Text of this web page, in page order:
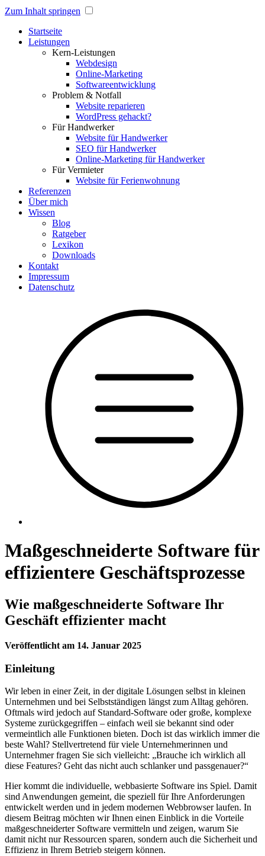
Zum Inhalt springen
Startseite
Leistungen
Kern-Leistungen
Webdesign
Online-Marketing
Softwareentwicklung
Problem & Notfall
Website reparieren
WordPress gehackt?
Für Handwerker
Website für Handwerker
SEO für Handwerker
Online-Marketing für Handwerker
Für Vermieter
Website für Ferienwohnung
Referenzen
Über mich
Wissen
Blog
Ratgeber
Lexikon
Downloads
Kontakt
Impressum
Datenschutz
Maßgeschneiderte Software für
effizientere Geschäftsprozesse
Wie maßgeschneiderte Software Ihr
Geschäft effizienter macht
Veröffentlicht am 14. Januar 2025
Einleitung
Wir leben in einer Zeit, in der digitale Lösungen selbst in kleinen
Unternehmen und bei Selbstständigen längst zum Alltag gehören.
Oftmals wird jedoch auf Standard-Software oder große, komplexe
Systeme zurückgegriffen – einfach weil sie bekannt sind oder
vermeintlich alle Funktionen bieten. Doch ist das wirklich immer die
beste Wahl? Stellvertretend für viele Unternehmerinnen und
Unternehmer fragen Sie sich vielleicht: „Brauche ich wirklich all
diese Features? Geht das nicht auch schlanker und passgenauer?“
Hier kommt die individuelle, webbasierte Software ins Spiel. Damit
sind Anwendungen gemeint, die speziell für Ihre Anforderungen
entwickelt werden und in jedem modernen Webbrowser laufen. In
diesem Beitrag möchten wir Ihnen einen Einblick in die Vorteile
maßgeschneiderter Software vermitteln und zeigen, warum Sie
damit nicht nur Ressourcen sparen, sondern auch die Sicherheit und
Effizienz in Ihrem Betrieb steigern können.